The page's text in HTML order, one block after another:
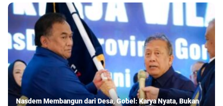
Nasdem Membangun dari Desa, Gobel: Karya Nyata, Bukan